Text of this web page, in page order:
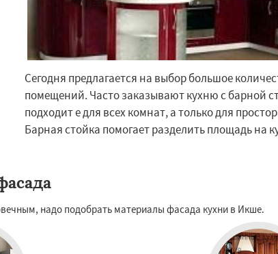
Сегодня предлагается на выбор большое
помещений. Часто заказывают кухню с барной
подходит е для всех комнат, а только для
Барная стойка помогает разделить площадь на
надо подобрать материалы фасада кухни в Икше.
×